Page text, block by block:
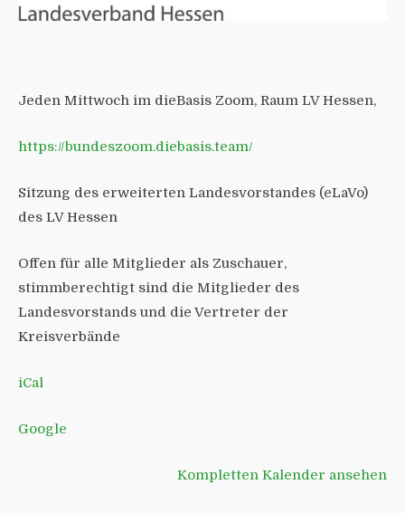
Jeden Mittwoch im dieBasis Zoom, Raum LV Hessen,
https://bundeszoom.diebasis.team/
Sitzung des erweiterten Landesvorstandes (eLaVo)
des LV Hessen
Offen für alle Mitglieder als Zuschauer,
stimmberechtigt sind die Mitglieder des
Landesvorstands und die Vertreter der
Kreisverbände
iCal
Google
Kompletten Kalender ansehen